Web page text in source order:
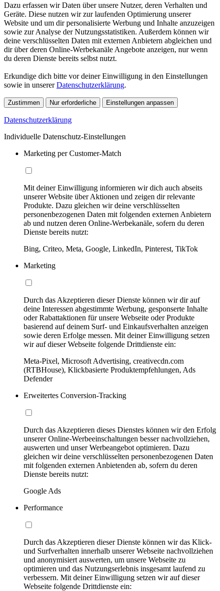
Dazu erfassen wir Daten über unsere Nutzer, deren Verhalten und
Geräte. Diese nutzen wir zur laufenden Optimierung unserer
Website und um dir personalisierte Werbung und Inhalte anzuzeigen
sowie zur Analyse der Nutzungsstatistiken. Außerdem können wir
deine verschlüsselten Daten mit externen Anbietern abgleichen und
dir über deren Online-Werbekanäle Angebote anzeigen, nur wenn
du deren Dienste bereits selbst nutzt.
Erkundige dich bitte vor deiner Einwilligung in den Einstellungen
sowie in unsererDatenschutzerklärung.
Zustimmen Nur erforderliche Einstellungen anpassen
Datenschutzerklärung
Individuelle Datenschutz-Einstellungen
Marketing per Customer-Match
Mit deiner Einwilligung informieren wir dich auch abseits
unserer Website über Aktionen und zeigen dir relevante
Produkte. Dazu gleichen wir deine verschlüsselten
personenbezogenen Daten mit folgenden externen Anbietern
ab und nutzen deren Online-Werbekanäle, sofern du deren
Dienste bereits nutzt:
Bing, Criteo, Meta, Google, LinkedIn, Pinterest, TikTok
Marketing
Durch das Akzeptieren dieser Dienste können wir dir auf
deine Interessen abgestimmte Werbung, gesponserte Inhalte
oder Rabattaktionen für unsere Webseite oder Produkte
basierend auf deinem Surf- und Einkaufsverhalten anzeigen
sowie deren Erfolge messen. Mit deiner Einwilligung setzen
wir auf dieser Webseite folgende Drittdienste ein:
Meta-Pixel, Microsoft Advertising, creativecdn.com
(RTBHouse), Klickbasierte Produktempfehlungen, Ads
Defender
Erweitertes Conversion-Tracking
Durch das Akzeptieren dieses Dienstes können wir den Erfolg
unserer Online-Werbeeinschaltungen besser nachvollziehen,
auswerten und unser Werbeangebot optimieren. Dazu
gleichen wir deine verschlüsselten personenbezogenen Daten
mit folgenden externen Anbietenden ab, sofern du deren
Dienste bereits nutzt:
Google Ads
Performance
Durch das Akzeptieren dieser Dienste können wir das Klick-
und Surfverhalten innerhalb unserer Webseite nachvollziehen
und anonymisiert auswerten, um unsere Webseite zu
optimieren und das Nutzungserlebnis insgesamt laufend zu
verbessern. Mit deiner Einwilligung setzen wir auf dieser
Webseite folgende Drittdienste ein: